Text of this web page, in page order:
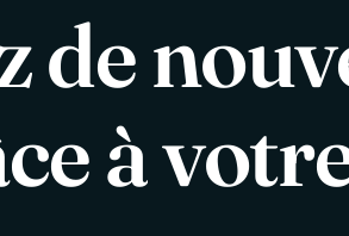
de
à